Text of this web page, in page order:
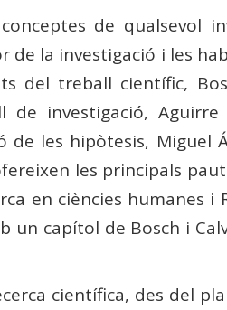
de qualsevol
de la investigació i les
del treball científic,
investigació, Aguirre
les hipòtesis, Miguel
les principals
en ciències humanes i
un capítol de Bosch i
científica, des del